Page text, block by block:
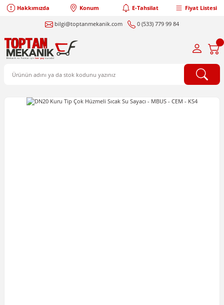
Hakkımızda Konum E-Tahsilat Fiyat Listesi
bilgi@toptanmekanik.com 0 (533) 779 99 84